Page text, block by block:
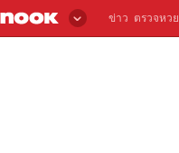
ข่าว ตรวจหวย